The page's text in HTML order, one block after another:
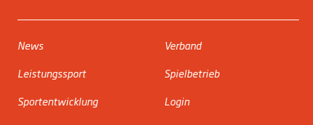
News
Leistungssport
Sportentwicklung
Verband
Spielbetrieb
Login